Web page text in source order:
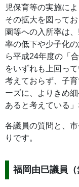
児保育等の実施に
その拡大を図って
園等への入所率は
率の低下や少子化
ら平成24年度の「
をいずれも上回っ
考えておらず、子
ーズに、よりきめ
あると考えている
各議員の質問と、
りです。
福岡由巳議員（